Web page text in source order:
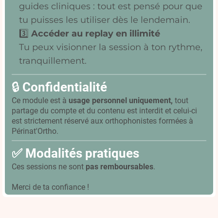
guides cliniques : tout est pensé pour que
tu puisses les utiliser dès le lendemain.
3️⃣ Accéder au replay en illimité
Tu peux visionner la session à ton rythme,
tranquillement.
🔒 Confidentialité
Ce module est à usage personnel uniquement, tout
partage du compte et du contenu est interdit et celui-ci
est strictement réservé aux orthophonistes formées à
Périnat'Ortho.
✅ Modalités pratiques
Ces sessions ne sont pas remboursables.
Merci de ta confiance !